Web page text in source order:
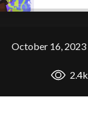
October 16, 2023
2.4k